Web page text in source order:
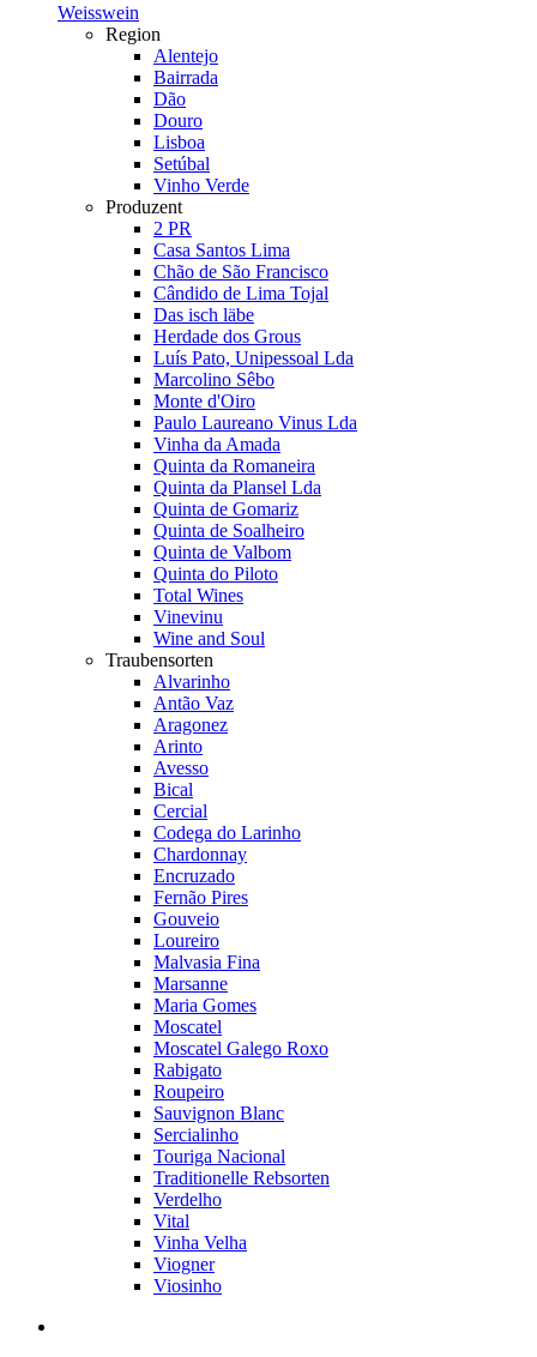
Weisswein
Region
Alentejo
Bairrada
Dão
Douro
Lisboa
Setúbal
Vinho Verde
Produzent
2 PR
Casa Santos Lima
Chão de São Francisco
Cândido de Lima Tojal
Das isch läbe
Herdade dos Grous
Luís Pato, Unipessoal Lda
Marcolino Sêbo
Monte d'Oiro
Paulo Laureano Vinus Lda
Vinha da Amada
Quinta da Romaneira
Quinta da Plansel Lda
Quinta de Gomariz
Quinta de Soalheiro
Quinta de Valbom
Quinta do Piloto
Total Wines
Vinevinu
Wine and Soul
Traubensorten
Alvarinho
Antão Vaz
Aragonez
Arinto
Avesso
Bical
Cercial
Codega do Larinho
Chardonnay
Encruzado
Fernão Pires
Gouveio
Loureiro
Malvasia Fina
Marsanne
Maria Gomes
Moscatel
Moscatel Galego Roxo
Rabigato
Roupeiro
Sauvignon Blanc
Sercialinho
Touriga Nacional
Traditionelle Rebsorten
Verdelho
Vital
Vinha Velha
Viogner
Viosinho